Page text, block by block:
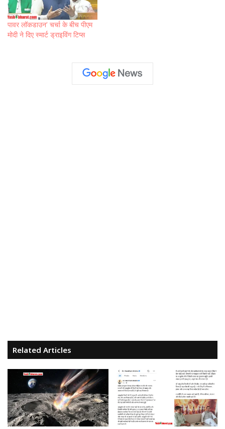
पावर लॉकडाउन’ चर्चा के बीच पीएम
मोदी ने दिए स्मार्ट ड्राइविंग टिप्स
Related Articles